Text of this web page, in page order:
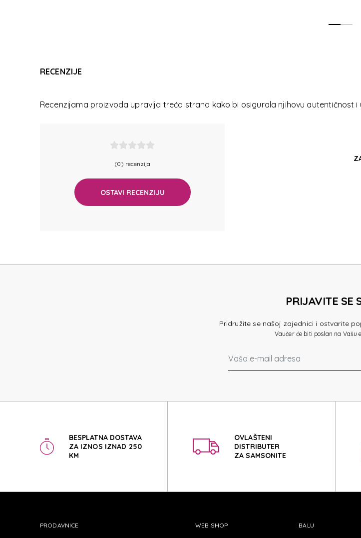
RECENZIJE
Recenzijama proizvoda upravlja treća strana kako bi osigurala njihovu autentičnost i
(0) recenzija
OSTAVI RECENZIJU
PRIJAVITE SE
Pridružite se našoj zajednici i ostvarite
Vaučer će biti poslan na Vašu
BESPLATNA DOSTAVA
ZA IZNOS IZNAD 250
KM
OVLAŠTENI
DISTRIBUTER
ZA SAMSONITE
PRODAVNICE WEB SHOP BALU